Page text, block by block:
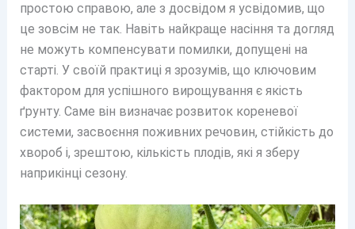
простою справою, але з досвідом я усвідомив, що
це зовсім не так. Навіть найкраще насіння та догляд
не можуть компенсувати помилки, допущені на
старті. У своїй практиці я зрозумів, що ключовим
фактором для успішного вирощування є якість
ґрунту. Саме він визначає розвиток кореневої
системи, засвоєння поживних речовин, стійкість до
хвороб і, зрештою, кількість плодів, які я зберу
наприкінці сезону.